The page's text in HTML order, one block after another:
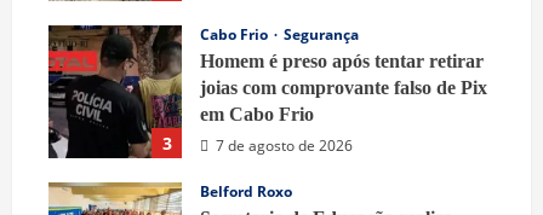
3
Cabo Frio
Segurança
Homem é preso após tentar retirar
joias com comprovante falso de Pix
em Cabo Frio
7 de agosto de 2026
Belford Roxo